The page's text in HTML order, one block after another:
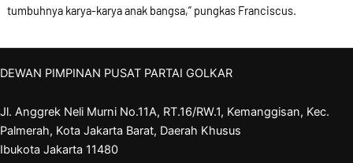
tumbuhnya karya-karya anak bangsa,” pungkas Franciscus.
DEWAN PIMPINAN PUSAT PARTAI GOLKAR
Jl. Anggrek Neli Murni No.11A, RT.16/RW.1, Kemanggisan, Kec.
Palmerah, Kota Jakarta Barat, Daerah Khusus
Ibukota Jakarta 11480